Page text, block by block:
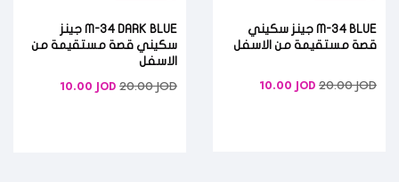
M-34 BLUE جينز سكيني
قصة مستقيمة من الاسفل
20.00JOD
10.00 JOD
M-34 DARK BLUE جينز
سكيني قصة مستقيمة من
الاسفل
20.00JOD
10.00 JOD